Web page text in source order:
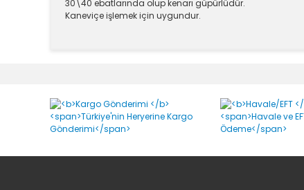
30\40 ebatlarında olup kenarı güpürlüdür.
Kaneviçe işlemek için uygundur.
Ürün resmi kalitesiz, bozuk veya görüntülenemiyor.
Ürün açıklamasında eksik bilgiler bulunuyor.
Ürün bilgilerinde hatalar bulunuyor.
Ürün fiyatı diğer sitelerden daha pahalı.